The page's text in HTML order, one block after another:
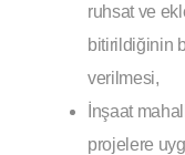
ruhsat ve
bitirildiğinin
verilmesi,
İnşaat
projelere